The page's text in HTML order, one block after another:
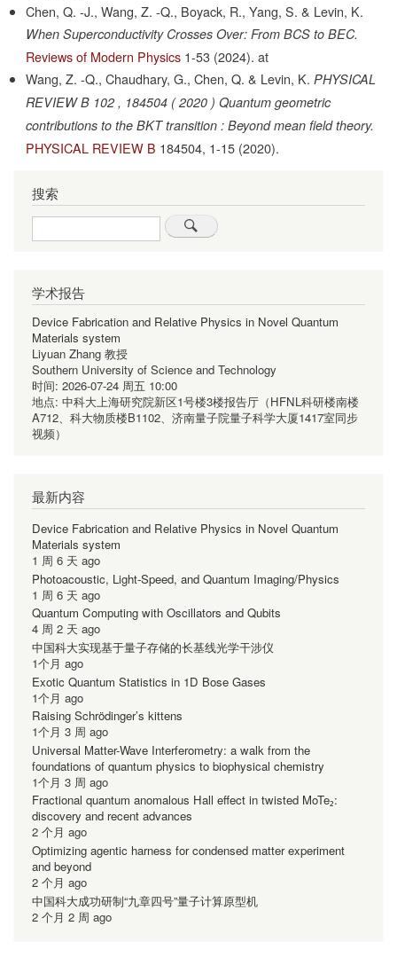
Chen, Q. -J., Wang, Z. -Q., Boyack, R., Yang, S. & Levin, K.
When Superconductivity Crosses Over: From BCS to BEC.
Reviews of Modern Physics 1-53 (2024). at
Wang, Z. -Q., Chaudhary, G., Chen, Q. & Levin, K. PHYSICAL
REVIEW B 102 , 184504 ( 2020 ) Quantum geometric
contributions to the BKT transition : Beyond mean field theory.
PHYSICAL REVIEW B 184504, 1-15 (2020).
搜索
Search
学术报告
Device Fabrication and Relative Physics in Novel Quantum
Materials system
Liyuan Zhang 教授
Southern University of Science and Technology
时间: 2026-07-24 周五 10:00
地点: 中科大上海研究院新区1号楼3楼报告厅（HFNL科研楼南楼
A712、科大物质楼B1102、济南量子院量子科学大厦1417室同步
视频）
最新内容
Device Fabrication and Relative Physics in Novel Quantum
Materials system
1 周 6 天 ago
Photoacoustic, Light-Speed, and Quantum Imaging/Physics
1 周 6 天 ago
Quantum Computing with Oscillators and Qubits
4 周 2 天 ago
中国科大实现基于量子存储的长基线光学干涉仪
1个月 ago
Exotic Quantum Statistics in 1D Bose Gases
1个月 ago
Raising Schrödinger’s kittens
1个月 3 周 ago
Universal Matter-Wave Interferometry: a walk from the
foundations of quantum physics to biophysical chemistry
1个月 3 周 ago
Fractional quantum anomalous Hall effect in twisted MoTe₂:
discovery and recent advances
2 个月 ago
Optimizing agentic harness for condensed matter experiment
and beyond
2 个月 ago
中国科大成功研制“九章四号”量子计算原型机
2 个月 2 周 ago